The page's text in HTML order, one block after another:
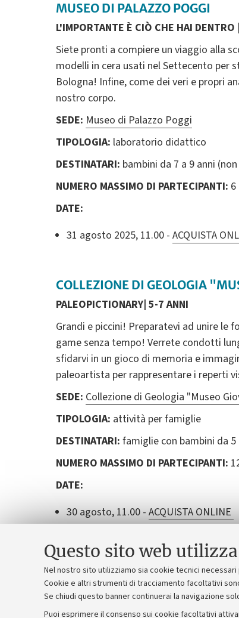
Questo sito web
Nel nostro sito utilizziamo sia cookie tecnici
Cookie e altri strumenti di tracciamento facoltativi
Se chiudi questo banner continuerai la navigazione
Puoi esprimere il consenso sui cookie facoltativi
MUSEO DI PALAZZO POGGI
L'IMPORTANTE È CIÒ CHE HAI
Siete pronti a compiere un viaggio alla
modelli in cera usati nel Settecento per
Bologna! Infine, come dei veri e propri
nostro corpo.
SEDE: Museo di Palazzo Poggi
TIPOLOGIA: laboratorio didattico
DESTINATARI: bambini da 7 a 9 anni
NUMERO MASSIMO DI PARTECIPANTI: 6
DATE:
31 agosto 2025, 11.00 - ACQUISTA
COLLEZIONE DI GEOLOGIA
PALEOPICTIONARY| 5-7 ANNI
Grandi e piccini! Preparatevi ad unire le
game senza tempo! Verrete condotti
sfidarvi in un gioco di memoria e
paleoartista per rappresentare i reperti
SEDE: Collezione di Geologia "Museo
TIPOLOGIA: attività per famiglie
DESTINATARI: famiglie con bambini da 5
NUMERO MASSIMO DI PARTECIPANTI:
DATE:
30 agosto, 11.00 - ACQUISTA ONLINE
Le attività sono svolte in collaborazione